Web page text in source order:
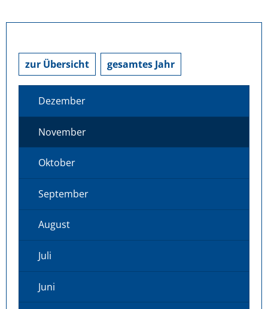
zur Übersicht gesamtes Jahr
Dezember
November
Oktober
September
August
Juli
Juni